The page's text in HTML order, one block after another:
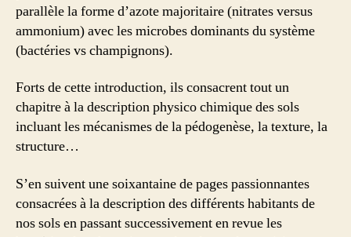
parallèle la forme d’azote majoritaire (nitrates versus
ammonium) avec les microbes dominants du système
(bactéries vs champignons).
Forts de cette introduction, ils consacrent tout un
chapitre à la description physico chimique des sols
incluant les mécanismes de la pédogenèse, la texture, la
structure…
S’en suivent une soixantaine de pages passionnantes
consacrées à la description des différents habitants de
nos sols en passant successivement en revue les